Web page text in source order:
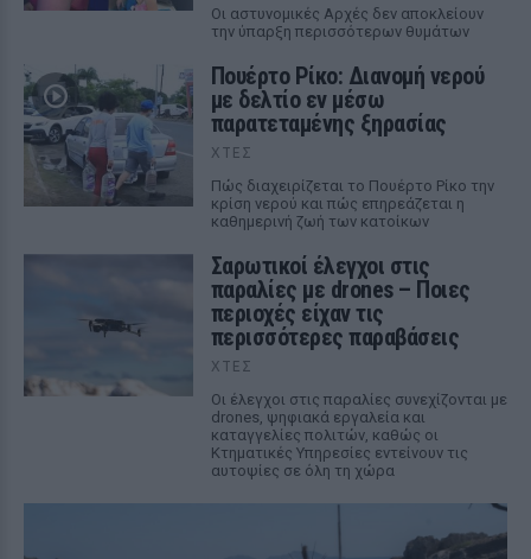
Οι αστυνομικές Αρχές δεν αποκλείουν
την ύπαρξη περισσότερων θυμάτων
Πουέρτο Ρίκο: Διανομή νερού
με δελτίο εν μέσω
παρατεταμένης ξηρασίας
ΧΤΕΣ
Πώς διαχειρίζεται το Πουέρτο Ρίκο την
κρίση νερού και πώς επηρεάζεται η
καθημερινή ζωή των κατοίκων
Σαρωτικοί έλεγχοι στις
παραλίες με drones – Ποιες
περιοχές είχαν τις
περισσότερες παραβάσεις
ΧΤΕΣ
Οι έλεγχοι στις παραλίες συνεχίζονται με
drones, ψηφιακά εργαλεία και
καταγγελίες πολιτών, καθώς οι
Κτηματικές Υπηρεσίες εντείνουν τις
αυτοψίες σε όλη τη χώρα